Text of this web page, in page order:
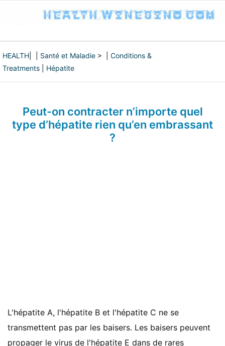
HEALTH Santé et Maladie > | Conditions &
Treatments
Hépatite
Peut-on contracter n’importe quel
type d’hépatite rien qu’en embrassant
?
L'hépatite A, l'hépatite B et l'hépatite C ne se
transmettent pas par les baisers. Les baisers peuvent
propager le virus de l'hépatite E dans de rares